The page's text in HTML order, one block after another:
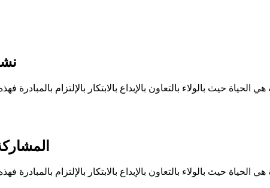
هي الحياة حيث بالولاء بالتعاون بالإبداع بالابتكار بالإلتزام
هي الحياة حيث بالولاء بالتعاون بالإبداع بالابتكار بالإلتزام